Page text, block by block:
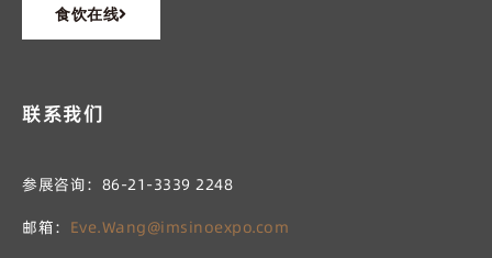
食饮在线
联系我们
参展咨询：86-21-3339 2248
邮箱： Eve.Wang@imsinoexpo.com